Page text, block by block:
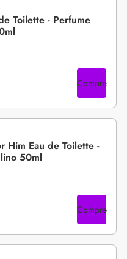
Toilette - Perfume
Compre
Him Eau de Toilette -
50ml
Compre